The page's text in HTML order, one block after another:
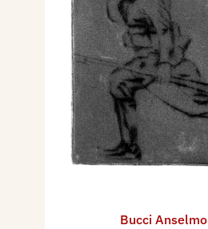
Bucci Anselmo